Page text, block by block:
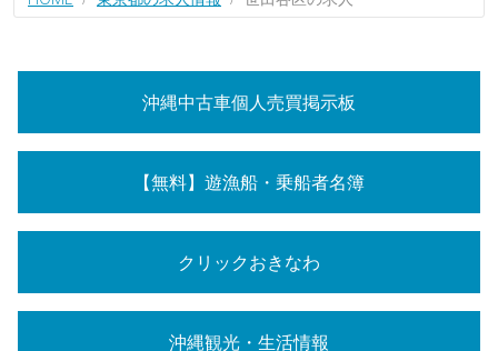
沖縄中古車個人売買掲示板
【無料】遊漁船・乗船者名簿
クリックおきなわ
沖縄観光・生活情報